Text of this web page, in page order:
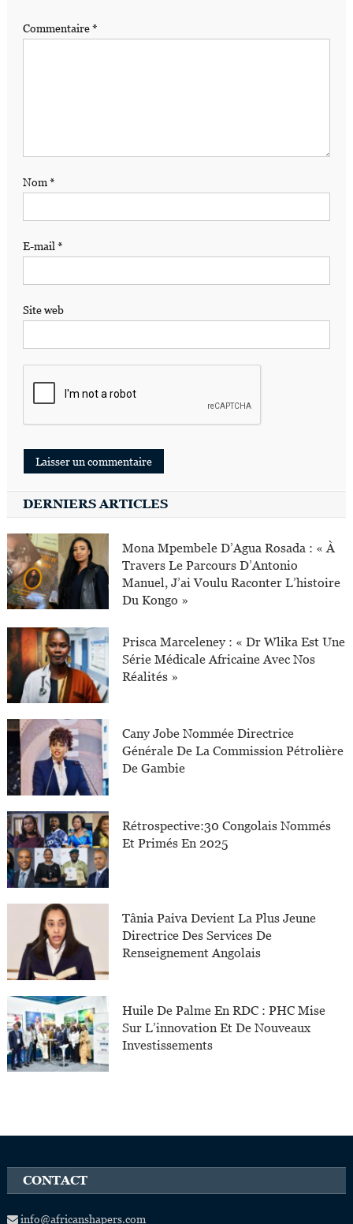
Commentaire*
Nom*
E-mail *
Site web
DERNIERS ARTICLES
Mona Mpembele D’Agua Rosada : « À
Travers Le Parcours D’Antonio
Manuel, J’ai Voulu Raconter L’histoire
Du Kongo »
Prisca Marceleney : « Dr Wlika Est Une
Série Médicale Africaine Avec Nos
Réalités »
Cany Jobe Nommée Directrice
Générale De La Commission Pétrolière
De Gambie
Rétrospective:30 Congolais Nommés
Et Primés En 2025
Tânia Paiva Devient La Plus Jeune
Directrice Des Services De
Renseignement Angolais
Huile De Palme En RDC : PHC Mise
Sur L’innovation Et De Nouveaux
Investissements
CONTACT
info@africanshapers.com